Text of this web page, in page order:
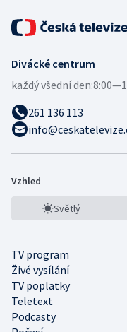
Divácké centrum
každý všední den:
261 136 113
Vzhled
Světlý
TV program
Živé vysílání
TV poplatky
Teletext
Podcasty